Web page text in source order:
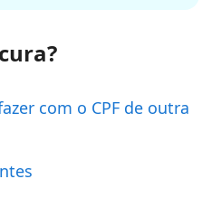
com o CPF de outra